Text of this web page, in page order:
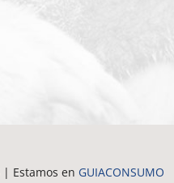
| Estamos en GUIACONSUMO